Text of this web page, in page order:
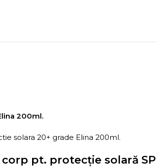
200ml.
solara 20+ grade Elina 200ml.
pt. protecție solară